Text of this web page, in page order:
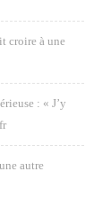
croire à une
: « J’y
autre